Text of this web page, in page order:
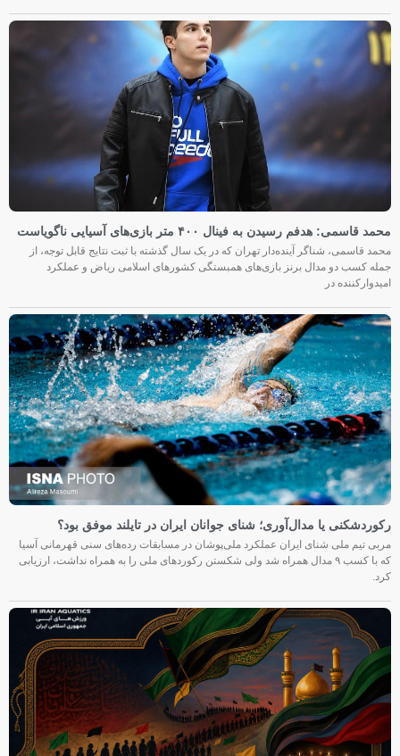
محمد قاسمی: هدفم رسیدن به فینال ۴۰۰ متر بازی‌های آسیایی ناگویاست
محمد قاسمی، شناگر آینده‌دار تهران که در یک سال گذشته با ثبت نتایج قابل توجه، از
جمله کسب دو مدال برنز بازی‌های همبستگی کشورهای اسلامی ریاض و عملکرد
امیدوارکننده در
رکوردشکنی یا مدال‌آوری؛ شنای جوانان ایران در تایلند موفق بود؟
مربی تیم ملی شنای ایران عملکرد ملی‌پوشان در مسابقات رده‌های سنی قهرمانی آسیا
که با کسب ۹ مدال همراه شد ولی شکستن رکوردهای ملی را به همراه نداشت، ارزیابی
کرد.